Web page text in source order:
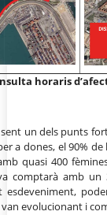
horaris
un dels punts
a dones, el 90%
quasi 400
comptarà amb un
evolucionant i